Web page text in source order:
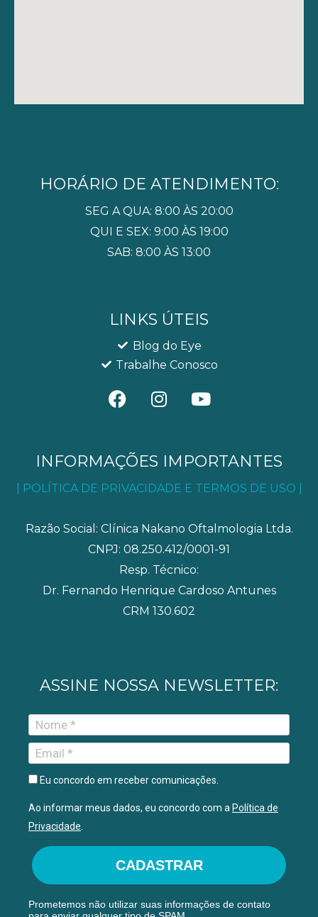
HORÁRIO DE ATENDIMENTO:
SEG A QUA: 8:00 ÀS 20:00
QUI E SEX: 9:00 ÀS 19:00
SAB: 8:00 ÀS 13:00
LINKS ÚTEIS
Blog do Eye
Trabalhe Conosco
F
a
b
o
I
n
a
r
m
Y
o
u
e
INFORMAÇÕES IMPORTANTES
| POLÍTICA DE PRIVACIDADE E TERMOS DE USO |
Razão Social: Clínica Nakano Oftalmologia Ltda.
CNPJ: 08.250.412/0001-91
Resp. Técnico:
Dr. Fernando Henrique Cardoso Antunes
CRM 130.602
ASSINE NOSSA NEWSLETTER:
Eu concordo em receber comunicações.
Ao informar meus dados, eu concordo com a Política de
Privacidade
CADASTRAR
Prometemos não utilizar suas informações de contato